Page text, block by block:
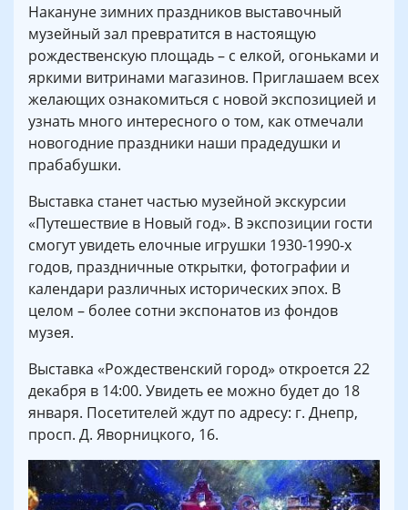
Накануне зимних праздников выставочный
музейный зал превратится в настоящую
рождественскую площадь – с елкой, огоньками и
яркими витринами магазинов. Приглашаем всех
желающих ознакомиться с новой экспозицией и
узнать много интересного о том, как отмечали
новогодние праздники наши прадедушки и
прабабушки.
Выставка станет частью музейной экскурсии
«Путешествие в Новый год». В экспозиции гости
смогут увидеть елочные игрушки 1930-1990-х
годов, праздничные открытки, фотографии и
календари различных исторических эпох. В
целом – более сотни экспонатов из фондов
музея.
Выставка «Рождественский город» откроется 22
декабря в 14:00. Увидеть ее можно будет до 18
января. Посетителей ждут по адресу: г. Днепр,
просп. Д. Яворницкого, 16.